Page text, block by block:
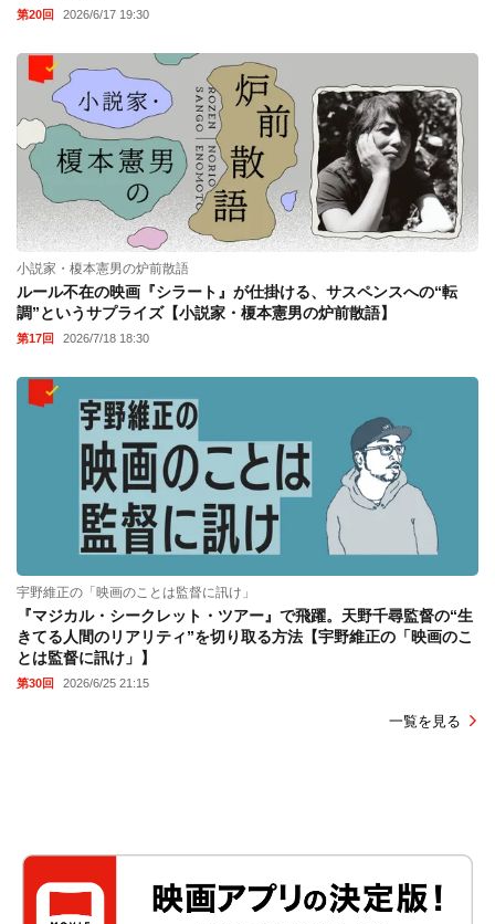
第20回 2026/6/17 19:30
小説家・榎本憲男の炉前散語
ルール不在の映画『シラート』が仕掛ける、サスペンスへの“転
調”というサプライズ【小説家・榎本憲男の炉前散語】
第17回 2026/7/18 18:30
宇野維正の「映画のことは監督に訊け」
『マジカル・シークレット・ツアー』で飛躍。天野千尋監督の“生
きてる人間のリアリティ”を切り取る方法【宇野維正の「映画のこ
とは監督に訊け」】
第30回 2026/6/25 21:15
一覧を見る